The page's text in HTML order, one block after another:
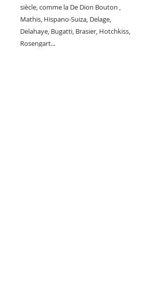
siècle, comme la De Dion Bouton ,
Mathis, Hispano-Suiza, Delage,
Delahaye, Bugatti, Brasier, Hotchkiss,
Rosengart...